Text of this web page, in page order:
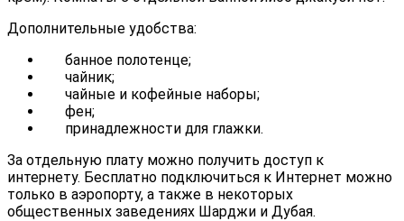
Дополнительные удобства:
банное полотенце;
чайник;
чайные и кофейные наборы;
фен;
принадлежности для глажки.
За отдельную плату можно получить доступ к
интернету. Бесплатно подключиться к Интернет можно
только в аэропорту, а также в некоторых
общественных заведениях Шарджи и Дубая.